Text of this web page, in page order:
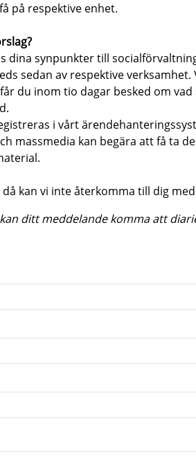
på respektive enhet.
dina synpunkter till
sedan av respektive verksamhet.
du inom tio dagar besked om
i vårt
massmedia kan begära att få ta
kan vi inte återkomma till dig
ditt meddelande komma att